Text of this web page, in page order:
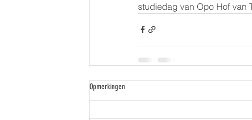
studiedag van Opo Hof van
Opmerkingen